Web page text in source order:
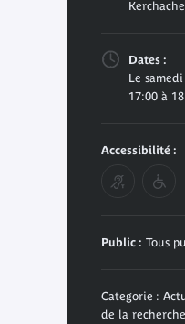
Kerchache
Dates :
Le
17:00 à
Accessibilité :
Public : Tous
Categorie :
de la recherche